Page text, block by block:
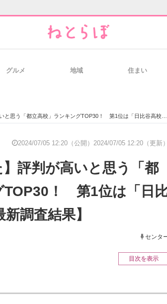
経営リ
製造業
エネ
グルメ 地域 住まい
都立高校」ランキングTOP30！ 第1位は「日比谷高校」【2024年最新調査結果】
2024/07/05 12:20（公開） 2024/07/05 12:20（更新）
】評判が高いと思う「都
TOP30！ 第1位は「日
調査結果】
センタ
目次を表示